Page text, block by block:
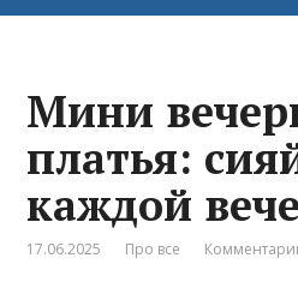
Мини
платья:
каждой
17.06.2025 Про все